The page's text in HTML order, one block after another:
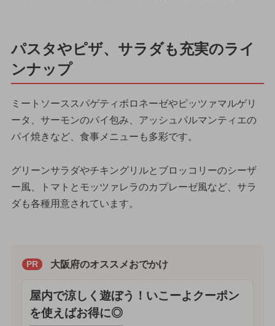
パスタやピザ、サラダも充実のライ
ンナップ
ミートソーススパゲティボロネーゼやピッツァマルゲリ
ータ、サーモンのパイ包み、アッシュパルマンティエの
パイ焼きなど、食事メニューも多彩です。
グリーンサラダやチキングリルとブロッコリーのシーザ
ー風、トマトとモッツァレラのカプレーゼ風など、サラ
ダも各種用意されています。
PR 大阪府のオススメおでかけ
屋内で涼しく遊ぼう！いこーよクーポン
を使えばお得に◎